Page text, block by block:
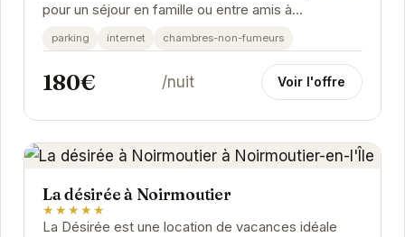
pour un séjour en famille ou entre amis à
Noirmoutier-en-l'Île. Avec son jardin privé et sa...
parking internet chambres-non-fumeurs
180€ /nuit Voir l'offre
La désirée à Noirmoutier
★★★★★
La Désirée est une location de vacances idéale